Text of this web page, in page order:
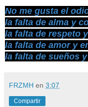
No me gusta el
la falta de alma y
la falta de respeto
la falta de amor y
la falta de sueños
FRZMH en 3:07
Compartir